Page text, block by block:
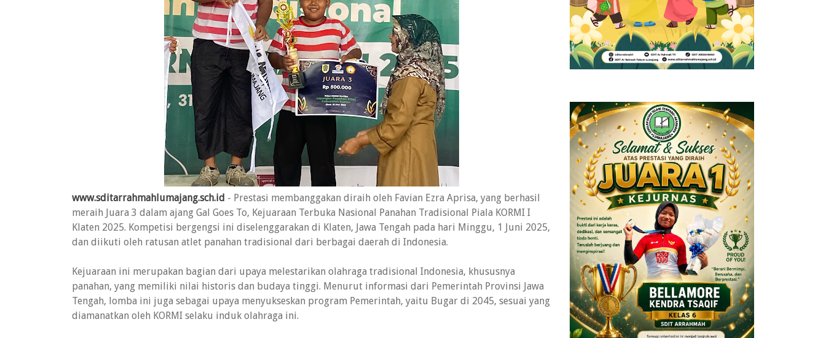
www.sditarrahmahlumajang.sch.id - Prestasi membanggakan diraih oleh Favian Ezra Aprisa, yang berhasil
meraih Juara 3 dalam ajang Gal Goes To, Kejuaraan Terbuka Nasional Panahan Tradisional Piala KORMI I
Klaten 2025. Kompetisi bergengsi ini diselenggarakan di Klaten, Jawa Tengah pada hari Minggu, 1 Juni 2025,
dan diikuti oleh ratusan atlet panahan tradisional dari berbagai daerah di Indonesia.
Kejuaraan ini merupakan bagian dari upaya melestarikan olahraga tradisional Indonesia, khususnya
panahan, yang memiliki nilai historis dan budaya tinggi. Menurut informasi dari Pemerintah Provinsi Jawa
Tengah, lomba ini juga sebagai upaya menyukseskan program Pemerintah, yaitu Bugar di 2045, sesuai yang
diamanatkan oleh KORMI selaku induk olahraga ini.